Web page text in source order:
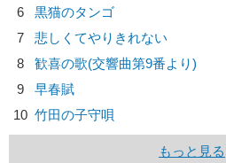
6
黒猫のタンゴ
7
悲しくてやりきれない
8
歓喜の歌(交響曲第9番より)
9
早春賦
10 竹田の子守唄
もっと見る